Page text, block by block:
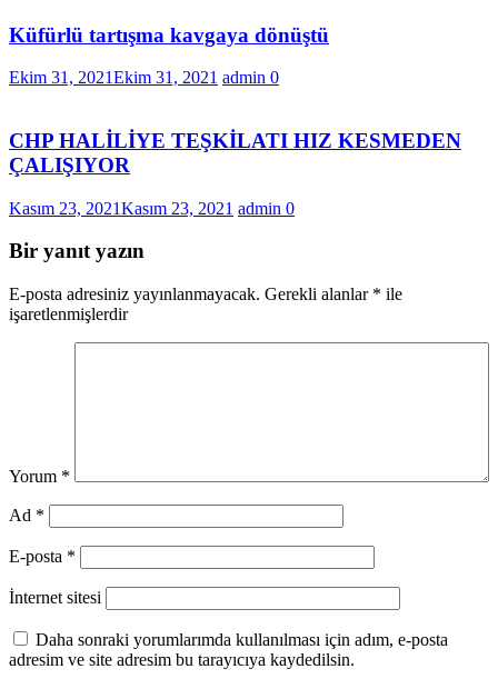
Küfürlü tartışma kavgaya dönüştü
Ekim 31, 2021Ekim 31, 2021 admin 0
CHP HALİLİYE TEŞKİLATI HIZ KESMEDEN
ÇALIŞIYOR
Kasım 23, 2021Kasım 23, 2021 admin 0
Bir yanıt yazın
E-posta adresiniz yayınlanmayacak. Gerekli alanlar * ile
işaretlenmişlerdir
Yorum *
Ad *
E-posta *
İnternet sitesi
Daha sonraki yorumlarımda kullanılması için adım, e-posta
adresim ve site adresim bu tarayıcıya kaydedilsin.